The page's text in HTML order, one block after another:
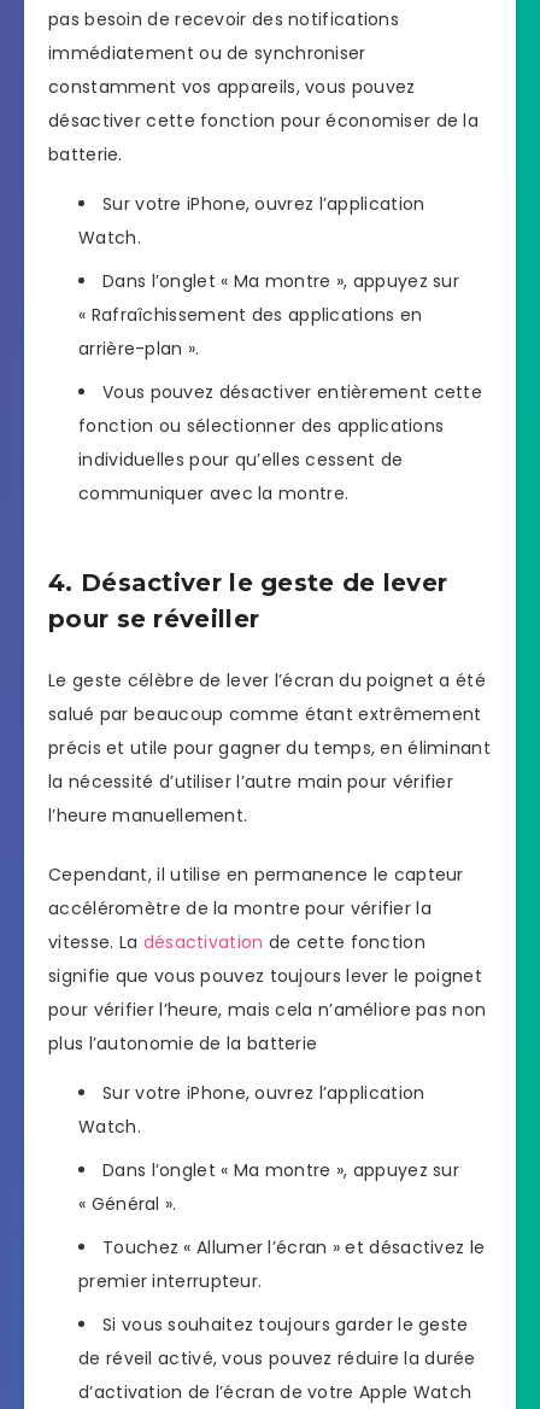
pas besoin de recevoir des notifications
immédiatement ou de synchroniser
constamment vos appareils, vous pouvez
désactiver cette fonction pour économiser de la
batterie.
Sur votre iPhone, ouvrez l’application
Watch.
Dans l’onglet « Ma montre », appuyez sur
« Rafraîchissement des applications en
arrière-plan ».
Vous pouvez désactiver entièrement cette
fonction ou sélectionner des applications
individuelles pour qu’elles cessent de
communiquer avec la montre.
4. Désactiver le geste de lever
pour se réveiller
Le geste célèbre de lever l’écran du poignet a été
salué par beaucoup comme étant extrêmement
précis et utile pour gagner du temps, en éliminant
la nécessité d’utiliser l’autre main pour vérifier
l’heure manuellement.
Cependant, il utilise en permanence le capteur
accéléromètre de la montre pour vérifier la
vitesse. La désactivation de cette fonction
signifie que vous pouvez toujours lever le poignet
pour vérifier l’heure, mais cela n’améliore pas non
plus l’autonomie de la batterie
Sur votre iPhone, ouvrez l’application
Watch.
Dans l’onglet « Ma montre », appuyez sur
« Général ».
Touchez « Allumer l’écran » et désactivez le
premier interrupteur.
Si vous souhaitez toujours garder le geste
de réveil activé, vous pouvez réduire la durée
d’activation de l’écran de votre Apple Watch